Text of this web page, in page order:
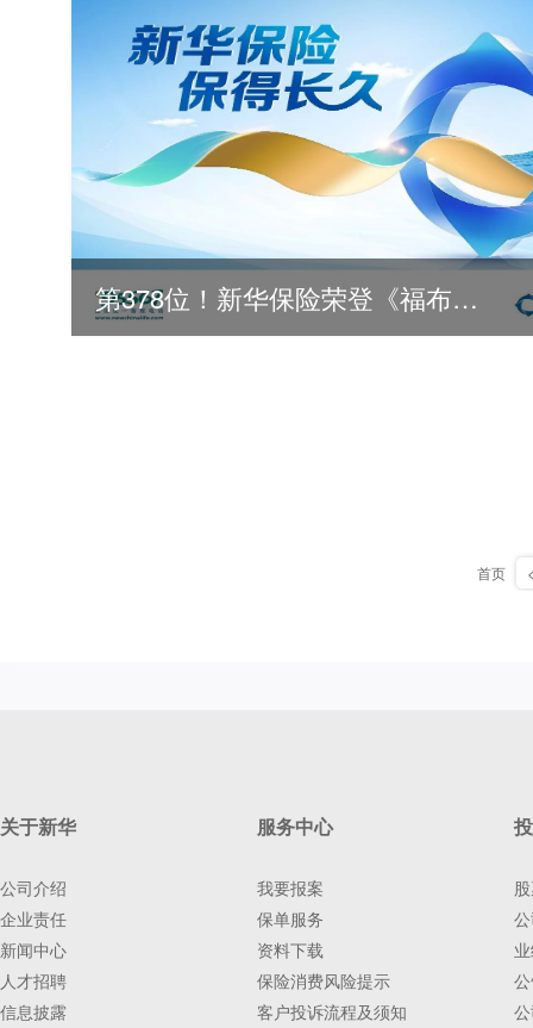
第378位！新华保险荣登《福布斯》全球500强
首页
关于新华
公司介绍
企业责任
新闻中心
人才招聘
信息披露
服务中心
我要报案
保单服务
资料下载
保险消费风险提示
客户投诉流程及须知